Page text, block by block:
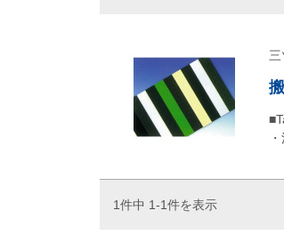
三
1件中 1-1件を表示